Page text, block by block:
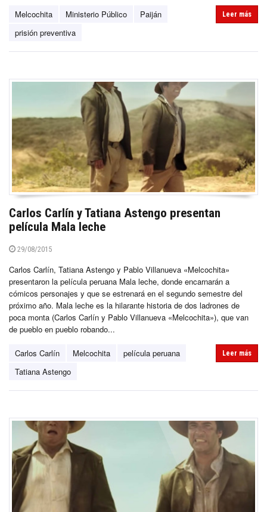
Melcochita Ministerio Público
Paiján
prisión preventiva
Leer más
Carlos Carlín y Tatiana Astengo presentan
película Mala leche
29/08/2015
Carlos Carlín, Tatiana Astengo y Pablo Villanueva «Melcochita»
presentaron la película peruana Mala leche, donde encarnarán a
cómicos personajes y que se estrenará en el segundo semestre del
próximo año. Mala leche es la hilarante historia de dos ladrones de
poca monta (Carlos Carlín y Pablo Villanueva «Melcochita»), que van
de pueblo en pueblo robando...
Carlos Carlín Melcochita
película peruana
Tatiana Astengo
Leer más